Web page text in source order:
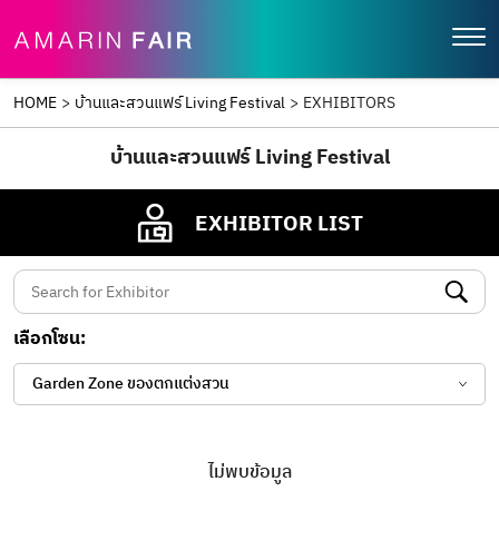
HOME > บ้านและสวนแฟร์ Living Festival > EXHIBITORS
บ้านและสวนแฟร์ Living Festival
EXHIBITOR LIST
เลือกโซน:
Garden Zone ของตกแต่งสวน
ไม่พบข้อมูล